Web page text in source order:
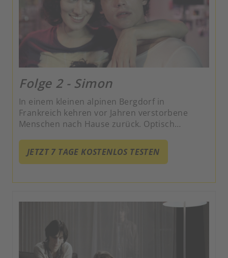
Folge 2 - Simon
In einem kleinen alpinen Bergdorf in
Frankreich kehren vor Jahren verstorbene
Menschen nach Hause zurück. Optisch
Tod fordern die Rückkehrer ihren Platz in der
Welt der Lebenden ein.
JETZT 7 TAGE KOSTENLOS TESTEN